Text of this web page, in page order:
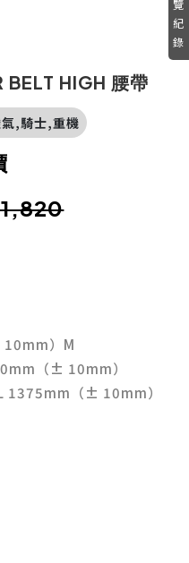
BELT HIGH 腰帶
,騎士,重機
）M
（± 10mm）
1375mm（± 10mm）
覽
紀
錄